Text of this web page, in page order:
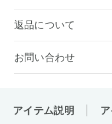
返品について
お問い合わせ
アイテム説明